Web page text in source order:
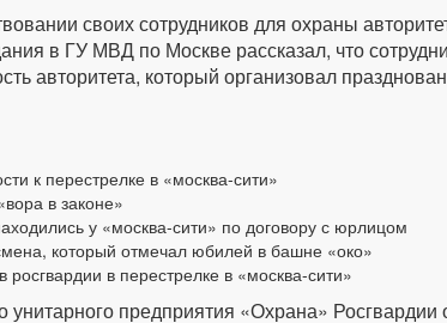
своих сотрудников для охраны
в ГУ МВД по Москве рассказал, что
авторитета, который организовал
к перестрелке в «москва-сити»
в законе»
у «москва-сити» по договору с юрлицом
который отмечал юбилей в башне «око»
в перестрелке в «москва-сити»
унитарного предприятия «Охрана» Росгвардии